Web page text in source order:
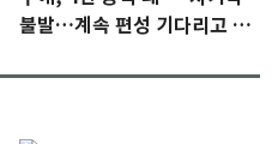
불발…계속 편성 기다리고 있